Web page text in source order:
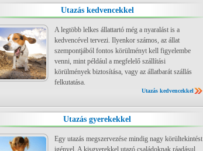
Utazás kedvencekkel
A legtöbb lelkes állattartó még a nyaralást is a
kedvencével tervezi. Ilyenkor számos, az állat
szempontjából fontos körülményt kell figyelembe
venni, mint például a megfelelő szállítási
körülmények biztosítása, vagy az állatbarát szállás
felkutatása.
Utazás kedvencekkel
Utazás gyerekekkel
Egy utazás megszervezése mindig nagy körültekintést
igényel. A kisgyerekkel utazó családoknak ráadásul